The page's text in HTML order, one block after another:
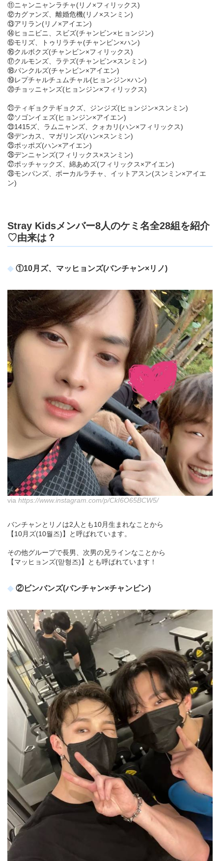
⑪ニャンニャンラチャ(リノ×フィリックス)
⑫カグァンズ、離婚危機(リノ×スンミン)
⑬アリラン(リノ×アイエン)
⑭ヒョニビニ、スビズ(チャンビン×ヒョンジン)
⑮モリズ、トゥリラチャ(チャンビン×ハン)
⑯クルボクズ(チャンビン×フィリックス)
⑰クルモンズ、ラテズ(チャンビン×スンミン)
⑱パンクルズ(チャンビン×アイエン)
⑲レプチャルチュムチャル(ヒョンジン×ハン)
⑳チョッニャンズ(ヒョンジン×フィリックス)
㉑ティギョクテギョクズ、ジンジズ(ヒョンジン×スンミン)
㉒ソゴンイェズ(ヒョンジン×アイエン)
㉓1415ズ、ラムニャンズ、クォカリ(ハン×フィリックス)
㉔デンカス、マガリンズ(ハン×スンミン)
㉕ポッポズ(ハン×アイエン)
㉖デンニャンズ(フィリックス×スンミン)
㉗ポッチャックズ、綿あめズ(フィリックス×アイエン)
㉘モンパンズ、ボーカルラチャ、イットアスン(スンミン×アイエ
ン)
Stray Kidsメンバー8人のケミ名全28組を紹介
♡由来は？
①10月ズ、マッヒョンズ(バンチャン×リノ)
via https://www.instagram.com/p/CkI6O65BCW5/
バンチャンとリノは2人とも10月生まれなことから
【10月ズ(10월즈)】と呼ばれています。
その他グループで長男、次男の兄ラインなことから
【マッヒョンズ(맏형즈)】とも呼ばれています！
②ビンバンズ(バンチャン×チャンビン)